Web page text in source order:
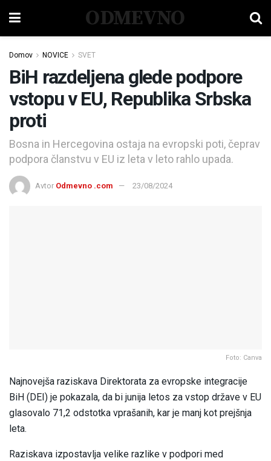
ODMEVNO
Domov NOVICE SVET
BiH razdeljena glede podpore
vstopu v EU, Republika Srbska
proti
Bosna in Hercegovina ostaja na evropski poti, čeprav
podpora članstvu v EU iz leta v leto rahlo upada.
Avtor Odmevno .com 23/08/2024
Foto: Canva
Najnovejša raziskava Direktorata za evropske integracije
BiH (DEI) je pokazala, da bi junija letos za vstop države v EU
glasovalo 71,2 odstotka vprašanih, kar je manj kot prejšnja
leta.
Raziskava izpostavlja velike razlike v podpori med